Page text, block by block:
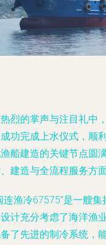
烈的掌声与注目礼中
功完成上水仪式，顺
船建造的关键节点圆
建造与全流程服务方
连渔冷67575”是一艘
计充分考虑了海洋渔
了先进的制冷系统，